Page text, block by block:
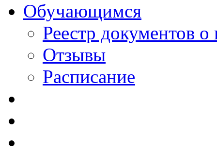
Обучающимся
Реестр документов
Отзывы
Расписание